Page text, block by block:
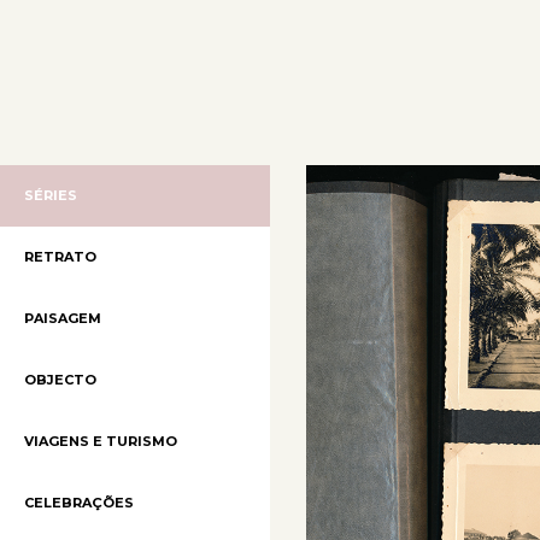
SÉRIES
RETRATO
PAISAGEM
OBJECTO
VIAGENS E TURISMO
CELEBRAÇÕES